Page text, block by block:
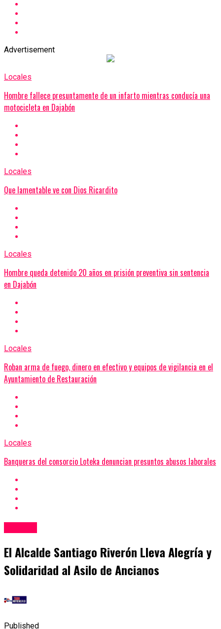
Advertisement
Locales
Hombre fallece presuntamente de un infarto mientras conducía una
motocicleta en Dajabón
Locales
Que lamentable ve con Dios Ricardito
Locales
Hombre queda detenido 20 años en prisión preventiva sin sentencia
en Dajabón
Locales
Roban arma de fuego, dinero en efectivo y equipos de vigilancia en el
Ayuntamiento de Restauración
Locales
Banqueras del consorcio Loteka denuncian presuntos abusos laborales
El Alcalde Santiago Riverón Lleva Alegría y
Solidaridad al Asilo de Ancianos
Published